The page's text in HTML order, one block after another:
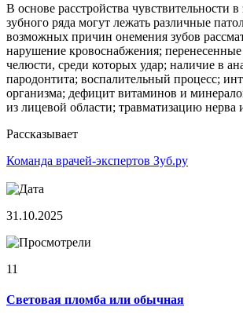
В основе расстройства чувствительности
зубного ряда могут лежать различные
возможных причин онемения зубов
нарушение кровоснабжения;
челюсти, среди которых удар; наличие в
пародонтита; воспалительный процесс;
организма; дефицит витаминов и
из лицевой области; травматизацию нерва
Рассказывает
Команда врачей-экспертов Зуб.ру
31.10.2025
11
Световая пломба или обычная